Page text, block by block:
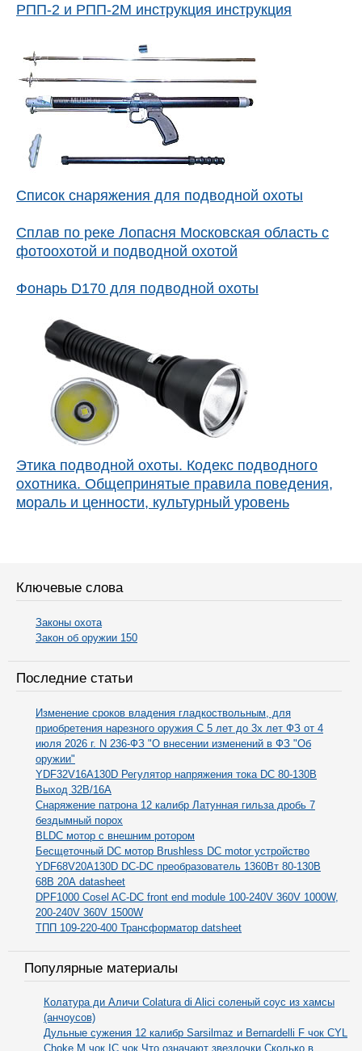
РПП-2 и РПП-2М инструкция инструкция
Список снаряжения для подводной охоты
Сплав по реке Лопасня Московская область с
фотоохотой и подводной охотой
Фонарь D170 для подводной охоты
Этика подводной охоты. Кодекс подводного
охотника. Общепринятые правила поведения,
мораль и ценности, культурный уровень
Ключевые слова
Законы охота
Закон об оружии 150
Последние статьи
Изменение сроков владения гладкоствольным, для
приобретения нарезного оружия С 5 лет до 3х лет ФЗ от 4
июля 2026 г. N 236-ФЗ "О внесении изменений в ФЗ "Об
оружии"
YDF32V16A130D Регулятор напряжения тока DC 80-130В
Выход 32В/16А
Снаряжение патрона 12 калибр Латунная гильза дробь 7
бездымный порох
BLDC мотор с внешним ротором
Бесщеточный DC мотор Brushless DC motor устройство
YDF68V20A130D DC-DC преобразователь 1360Вт 80-130В
68В 20А datasheet
DPF1000 Cosel AC-DC front end module 100-240V 360V 1000W,
200-240V 360V 1500W
ТПП 109-220-400 Трансформатор datsheet
Популярные материалы
Колатура ди Аличи Colatura di Alici соленый соус из хамсы
(анчоусов)
Дульные сужения 12 калибр Sarsilmaz и Bernardelli F чок CYL
Choke M чок IC чок Что означают звездочки Сколько в